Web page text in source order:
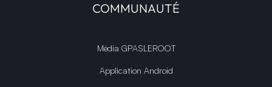
COMMUNAUTÉ
Média GPASLEROOT
Application Android